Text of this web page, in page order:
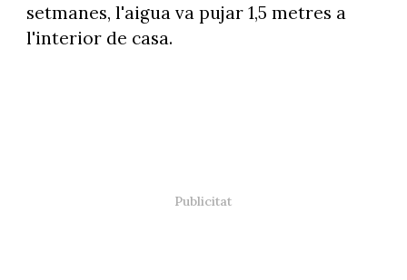
setmanes, l'aigua va pujar 1,5 metres a
l'interior de casa.